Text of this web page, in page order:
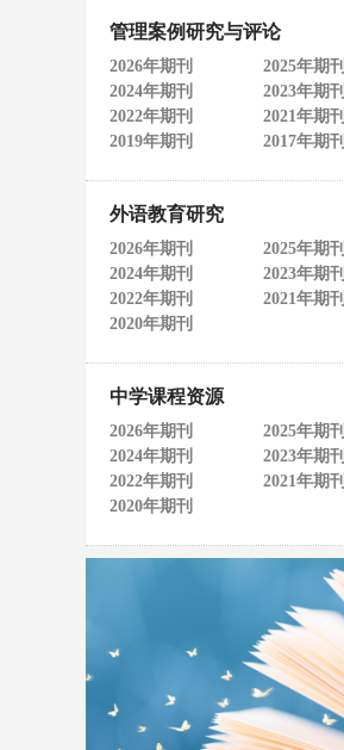
管理案例研究与评论
2026年期刊
2025年期刊
2024年期刊
2023年期刊
2022年期刊
2021年期刊
2019年期刊
2017年期刊
外语教育研究
2026年期刊
2025年期刊
2024年期刊
2023年期刊
2022年期刊
2021年期刊
2020年期刊
中学课程资源
2026年期刊
2025年期刊
2024年期刊
2023年期刊
2022年期刊
2021年期刊
2020年期刊